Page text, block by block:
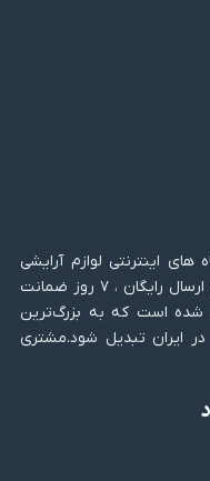
اینترنتی لوازم آرایشی
بهداشتی و زیبایی با پایبندی به سه اصل ارسال رایگان ، ۷ روز ضمانت
شده است که به بزرگ‌ترین
در ایران تبدیل شود.مشتری